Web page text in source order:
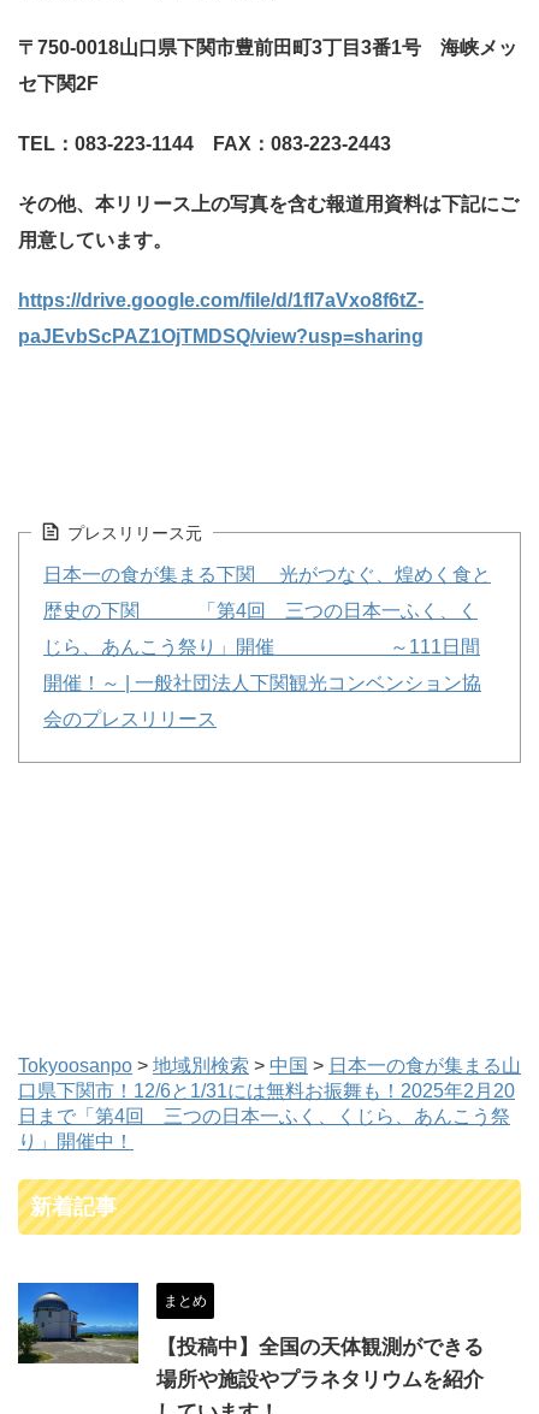
〒750-0018山口県下関市豊前田町3丁目3番1号 海峡メッ
セ下関2F
TEL：083-223-1144 FAX：083-223-2443
その他、本リリース上の写真を含む報道用資料は下記にご
用意しています。
https://drive.google.com/file/d/1fI7aVxo8f6tZ-
paJEvbScPAZ1OjTMDSQ/view?usp=sharing
プレスリリース元
日本一の食が集まる下関 光がつなぐ、煌めく食と
歴史の下関 「第4回 三つの日本一ふく、く
じら、あんこう祭り」開催 ～111日間
開催！～ | 一般社団法人下関観光コンベンション協
会のプレスリリース
Tokyoosanpo > 地域別検索 > 中国 > 日本一の食が集まる山
口県下関市！12/6と1/31には無料お振舞も！2025年2月20
日まで「第4回 三つの日本一ふく、くじら、あんこう祭
り」開催中！
新着記事
まとめ
【投稿中】全国の天体観測ができる
場所や施設やプラネタリウムを紹介